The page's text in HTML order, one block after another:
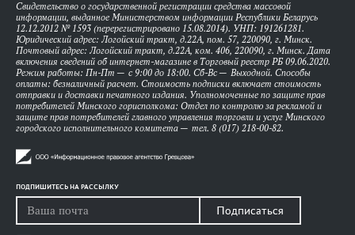
Свидетельство о государственной регистрации средства массовой
информации, выданное Министерством информации Республики Беларусь
12.12.2012 № 1593 (перерегистрировано 15.08.2014). УНП: 191261281.
Юридический адрес: Логойский тракт, д.22А, пом. 57, 220090, г. Минск.
Почтовый адрес: Логойский тракт, д.22А, ком. 406, 220090, г. Минск. Дата
включения сведений об интернет-магазине в Торговый реестр РБ 09.06.2020.
Режим работы: Пн-Пт — с 9:00 до 18:00. Сб-Вс — Выходной. Способы
оплаты: безналичный расчет. Стоимость подписки включает стоимость
отправки и доставки печатного издания. Уполномоченные по защите прав
потребителей Минского горисполкома: Отдел по контролю за рекламой и
защите прав потребителей главного управления торговли и услуг Минского
городского исполнительного комитета — тел. 8 (017) 218-00-82.
ПОДПИШИТЕСЬ НА РАССЫЛКУ
Подписаться